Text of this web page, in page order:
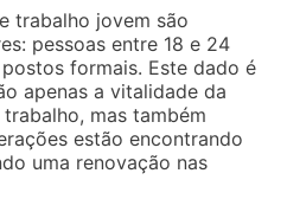
trabalho jovem são
pessoas entre 18 e 24
formais. Este dado é
apenas a vitalidade da
mas também
estão encontrando
uma renovação nas